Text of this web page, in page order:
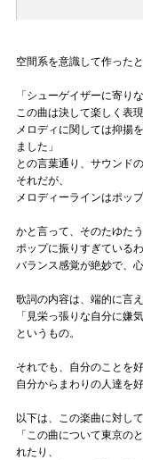
空間系を意識して作った
「シューゲイザーに寄り
この曲は決して楽しく表
メロディに関しては抑揚
ました」
との言葉通り、サウンド
それだが、
メロディーラインはポップ
かと言って、そのたゆた
ポップに振りすぎているわ
バランス感覚が絶妙で、
歌詞の内容は、端的に言
「見栄っ張りな自分に嫌
というもの。
それでも、自分のことを
自分からまわりの人達を
以下は、この楽曲に対し
「この曲について東京の
れたり、